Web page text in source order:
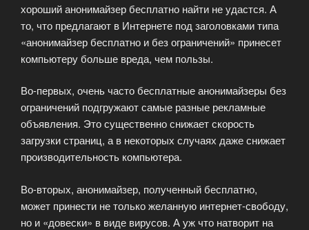
хороший анонимайзер бесплатно найти не удастся. А
то, что предлагают в Интернете под заголовками типа
«анонимайзер бесплатно и без ограничений» принесет
компьютеру больше вреда, чем пользы.
Во-первых, очень часто бесплатные анонимайзеры без
ограничений подгружают самые разные рекламные
объявления. Это существенно снижает скорость
загрузки страниц, а в некоторых случаях даже снижает
производительность компьютера.
Во-вторых, анонимайзер, полученный бесплатно,
может принести не только желанную интернет-свободу,
но и «довески» в виде вирусов. А уж что натворит на